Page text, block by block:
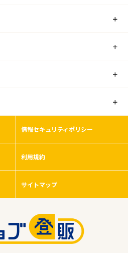
情報セキュリティポリシー
利用規約
サイトマップ